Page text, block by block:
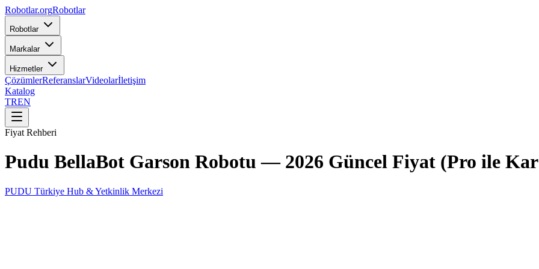
Robotlar.orgRobotlar
Robotlar
Markalar
Hizmetler
ÇözümlerReferanslarVideolarİletişim
Katalog
TREN
Fiyat Rehberi
Pudu BellaBot Garson Robotu — 2026 Güncel Fiyat (Pro ile
PUDU Türkiye Hub & Yetkinlik Merkezi